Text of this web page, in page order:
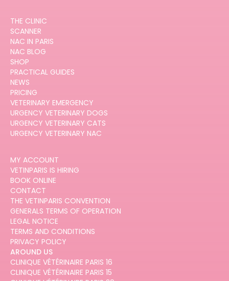
THE CLINIC
SCANNER
NAC IN PARIS
NAC BLOG
SHOP
PRACTICAL GUIDES
NEWS
PRICING
VETERINARY EMERGENCY
URGENCY VETERINARY DOGS
URGENCY VETERINARY CATS
URGENCY VETERINARY NAC
MY ACCOUNT
VETINPARIS IS HIRING
BOOK ONLINE
CONTACT
THE VETINPARIS CONVENTION
GENERALS TERMS OF OPERATION
LEGAL NOTICE
TERMS AND CONDITIONS
PRIVACY POLICY
AROUND US
CLINIQUE VÉTÉRINAIRE PARIS 16
CLINIQUE VÉTÉRINAIRE PARIS 15